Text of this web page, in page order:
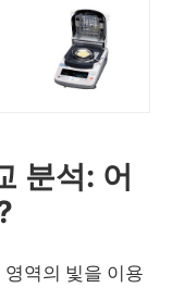
분석: 어
역의 빛을 이용